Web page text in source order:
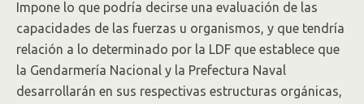
Impone lo que podría decirse una evaluación de las
capacidades de las fuerzas u organismos, y que tendría
relación a lo determinado por la LDF que establece que
la Gendarmería Nacional y la Prefectura Naval
desarrollarán en sus respectivas estructuras orgánicas,